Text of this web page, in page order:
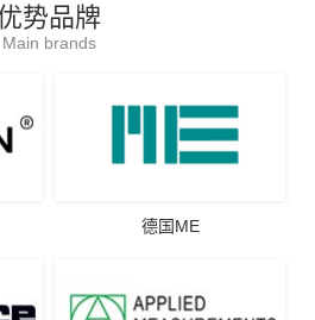
势品牌
Main brands
德国ME